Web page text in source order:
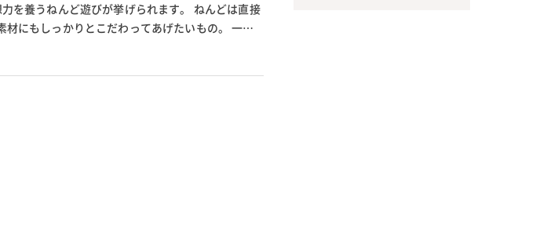
を養うねんど遊びが挙げられます。 ねんどは直接
にもしっかりとこだわってあげたいもの。 一
豊...